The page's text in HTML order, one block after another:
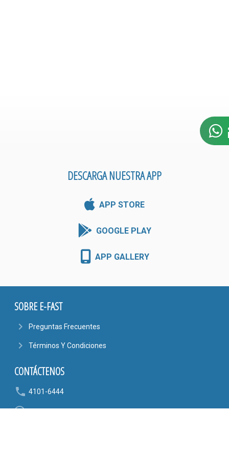
DESCARGA NUESTRA APP
APP STORE
GOOGLE PLAY
APP GALLERY
SOBRE E-FAST
navigate_next Preguntas Frecuentes
navigate_next Términos Y Condiciones
CONTÁCTENOS
phone 4101-6444
6090-9807